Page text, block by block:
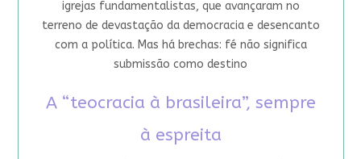
igrejas fundamentalistas, que avançaram no
terreno de devastação da democracia e desencanto
com a política. Mas há brechas: fé não significa
submissão como destino
A “teocracia à brasileira”, sempre
à espreita